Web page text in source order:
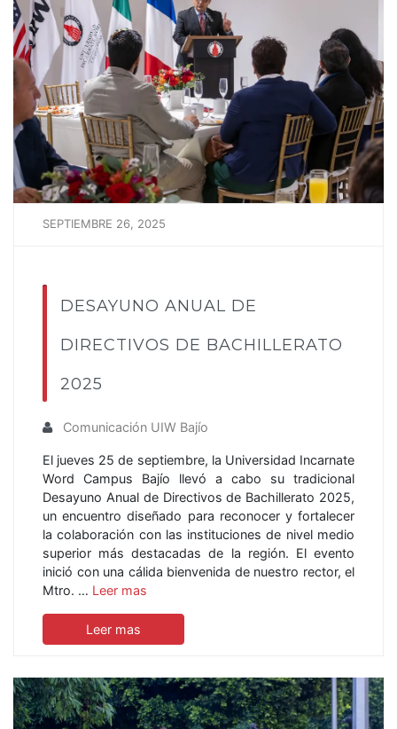
SEPTIEMBRE 26, 2025
DESAYUNO ANUAL DE
DIRECTIVOS DE BACHILLERATO
2025
Comunicación UIW Bajío
El jueves 25 de septiembre, la Universidad Incarnate
Word Campus Bajío llevó a cabo su tradicional
Desayuno Anual de Directivos de Bachillerato 2025,
un encuentro diseñado para reconocer y fortalecer
la colaboración con las instituciones de nivel medio
superior más destacadas de la región. El evento
inició con una cálida bienvenida de nuestro rector, el
Mtro. … Leer mas
Leer mas